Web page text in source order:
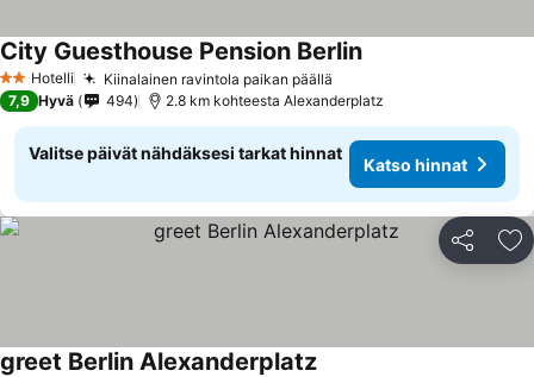
2 Tähtiluokitus
Hotelli Kiinalainen ravintola paikan päällä
City Guesthouse Pension Berlin
7,9 Hyvä 494 2.8 km kohteesta Alexanderplatz
Valitse päivät nähdäksesi tarkat hinnat
Katso hinnat
Jaa
greet Berlin Alexanderplatz